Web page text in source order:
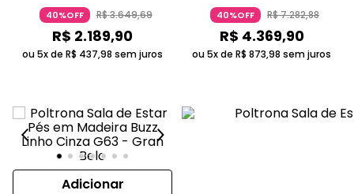
40%OFF R$3.649,69
R$ 2.189,90
ou 5x de R$ 437,98 sem juros
40%OFF R$7.282,88
R$ 4.369,90
ou 5x de R$ 873,98 sem juros
Adicionar